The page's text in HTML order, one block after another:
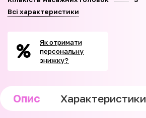
Всі характеристики
Як отримати
персональну
знижку?
Опис Характеристики